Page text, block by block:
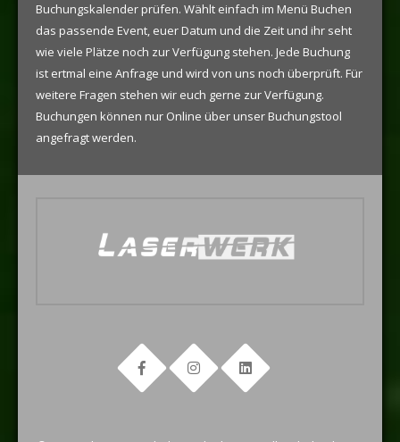
Buchungskalender prüfen. Wählt einfach im Menü Buchen
das passende Event, euer Datum und die Zeit und ihr seht
wie viele Plätze noch zur Verfügung stehen. Jede Buchung
ist ertmal eine Anfrage und wird von uns noch überprüft. Für
weitere Fragen stehen wir euch gerne zur Verfügung.
Buchungen können nur Online über unser Buchungstool
angefragt werden.